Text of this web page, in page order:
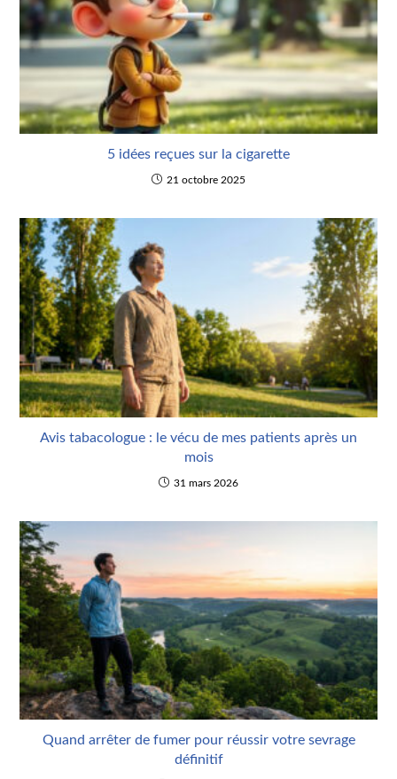
5 idées reçues sur la cigarette
21 octobre 2025
Avis tabacologue : le vécu de mes patients après un
mois
31 mars 2026
Quand arrêter de fumer pour réussir votre sevrage
définitif